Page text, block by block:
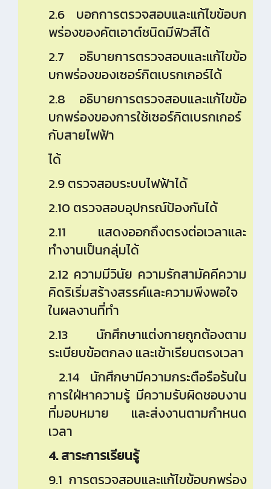
2.6 บอกการตรวจสอบและแก้ไขข้อบก
พร่องของคัตเอาต์ชนิดมีฟิวส์ได้
2.7 อธิบายการตรวจสอบและแก้ไขข้อ
บกพร่องของเซอร์กิตเบรกเกอร์ได้
2.8 อธิบายการตรวจสอบและแก้ไขข้อ
บกพร่องของการใช้เซอร์กิตเบรกเกอร์
กับสายไฟฟ้า
ได้
2.9 ตรวจสอบระบบไฟฟ้าได้
2.10 ตรวจสอบอุปกรณ์ป้องกันได้
2.11 แสดงออกถึงตรงต่อเวลาและ
ทำงานเป็นกลุ่มได้
2.12 ความมีวินัย ความรักสามัคคีความ
คิดริเริ่มสร้างสรรค์และความพึงพอใจ
ในผลงานที่ทำ
2.13 นักศึกษาแต่งกายถูกต้องตาม
ระเบียบข้อตกลง และเข้าเรียนตรงเวลา
2.14 นักศึกษามีความกระตือรือร้นใน
การใฝ่หาความรู้ มีความรับผิดชอบงาน
ที่มอบหมาย และส่งงานตามกำหนด
เวลา
4. สาระการเรียนรู้
9.1 การตรวจสอบและแก้ไขข้อบกพร่อง